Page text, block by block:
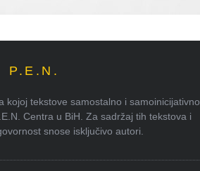
P.E.N.
kojoj tekstove samostalno i samoinicijativno
Centra u BiH. Za sadržaj tih tekstova i
snose isključivo autori.